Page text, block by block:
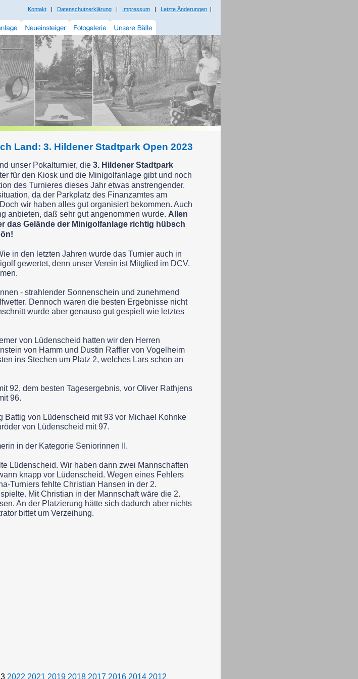
Kontakt | Datenschutzerklärung | Impressum | Letzte Änderungen |
Land: 3. Hildener Stadtpark Open 2023
unser Pokalturnier, die 3. Hildener Stadtpark
für den Kiosk und die Minigolfanlage gibt und noch
des Turnieres dieses Jahr etwas anstrengender.
da der Parkplatz des Finanzamtes am
wir haben alles gut organisiert bekommen. Auch
anbieten, daß sehr gut angenommen wurde. Allen
das Gelände der Minigolfanlage richtig hübsch
in den letzten Jahren wurde das Turnier auch in
gewertet, denn unser Verein ist Mitglied im DCV.
- strahlender Sonnenschein und zunehmend
Dennoch waren die besten Ergebnisse nicht
wurde aber genauso gut gespielt wie letztes
von Lüdenscheid hatten wir den Herren
von Hamm und Dustin Raffler von Vogelheim
ins Stechen um Platz 2, welches Lars schon an
92, dem besten Tagesergebnis, vor Oliver Rathjens
96.
Battig von Lüdenscheid mit 93 vor Michael Kohnke
von Lüdenscheid mit 97.
in der Kategorie Seniorinnen II.
Lüdenscheid. Wir haben dann zwei Mannschaften
knapp vor Lüdenscheid. Wegen eines Fehlers
Turniers fehlte Christian Hansen in der 2.
Mit Christian in der Mannschaft wäre die 2.
An der Platzierung hätte sich dadurch aber nichts
bittet um Verzeihung.
2022 2021 2019 2018 2017 2016 2014 2012